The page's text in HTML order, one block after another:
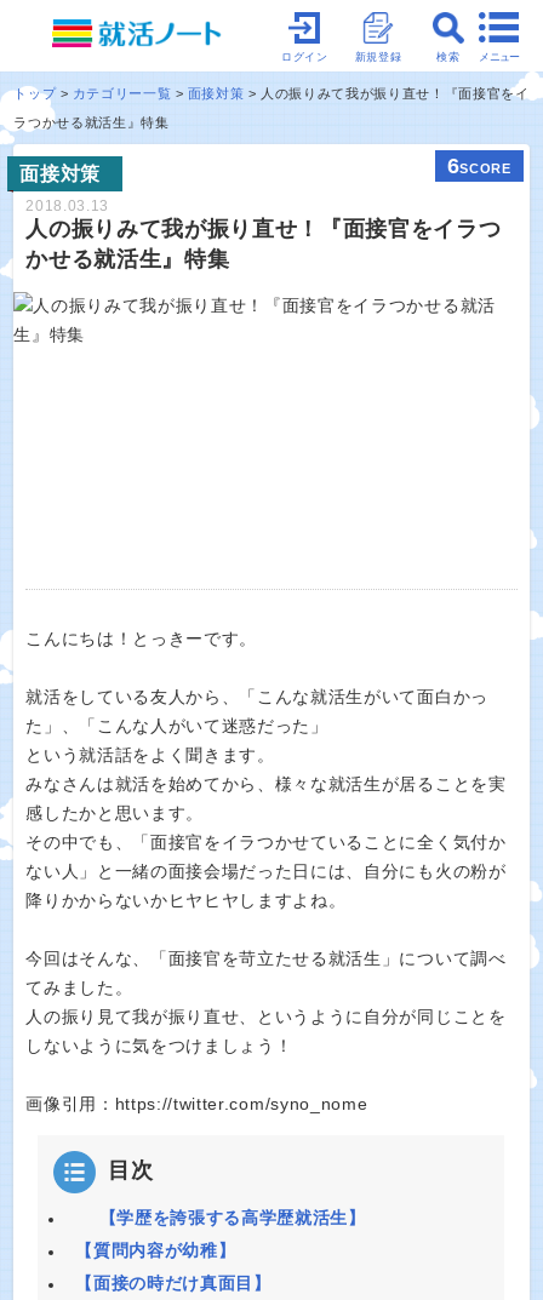
メニュー
検索
新規登録
ログイン
トップ カテゴリー一覧 面接対策
人の振りみて我が振り直せ！『面接官をイ
ラつかせる就活生』特集
面接対策 6SCORE
2018.03.13
人の振りみて我が振り直せ！『面接官をイラつ
かせる就活生』特集
こんにちは！とっきーです。
就活をしている友人から、「こんな就活生がいて面白かっ
た」、「こんな人がいて迷惑だった」
という就活話をよく聞きます。
みなさんは就活を始めてから、様々な就活生が居ることを実
感したかと思います。
その中でも、「面接官をイラつかせていることに全く気付か
ない人」と一緒の面接会場だった日には、自分にも火の粉が
降りかからないかヒヤヒヤしますよね。
今回はそんな、「面接官を苛立たせる就活生」について調べ
てみました。
人の振り見て我が振り直せ、というように自分が同じことを
しないように気をつけましょう！
画像引用：https://twitter.com/syno_nome
目次
【学歴を誇張する高学歴就活生】
【質問内容が幼稚】
【面接の時だけ真面目】